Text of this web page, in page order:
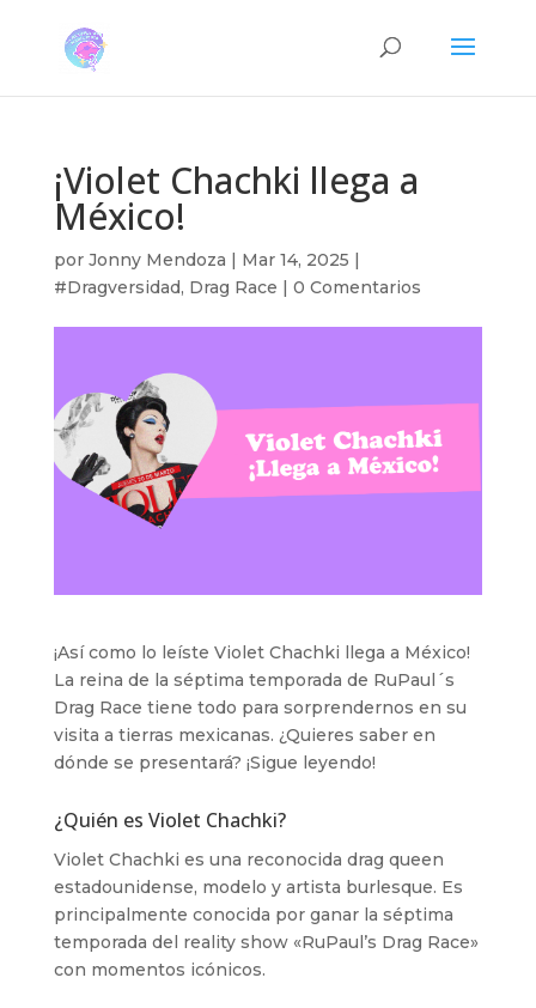
¡Violet Chachki llega a
México!
por Jonny Mendoza | Mar 14, 2025 |
#Dragversidad, Drag Race | 0 Comentarios
¡Así como lo leíste Violet Chachki llega a México!
La reina de la séptima temporada de RuPaul´s
Drag Race tiene todo para sorprendernos en su
visita a tierras mexicanas. ¿Quieres saber en
dónde se presentará? ¡Sigue leyendo!
¿Quién es Violet Chachki?
Violet Chachki es una reconocida drag queen
estadounidense, modelo y artista burlesque. Es
principalmente conocida por ganar la séptima
temporada del reality show «RuPaul’s Drag Race»
con momentos icónicos.